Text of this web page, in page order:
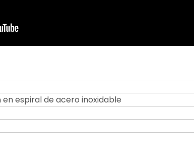
en espiral de acero inoxidable